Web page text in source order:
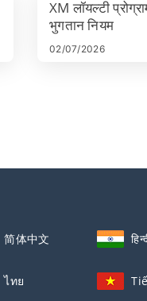
XM लॉयल्टी
भुगतान नियम
02/07/2026
简体中文
ไทย